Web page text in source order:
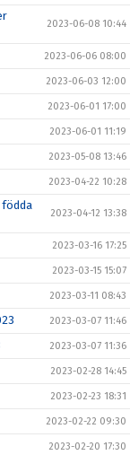
2023-06-08 10:44
2023-06-06 08:00
2023-06-03 12:00
2023-06-01 17:00
2023-06-01 11:19
2023-05-08 13:46
2023-04-22 10:28
födda
2023-04-12 13:38
2023-03-16 17:25
2023-03-15 15:07
2023-03-11 08:43
2023-03-07 11:46
2023-03-07 11:36
2023-02-28 14:45
2023-02-23 18:31
2023-02-22 09:30
2023-02-20 17:30